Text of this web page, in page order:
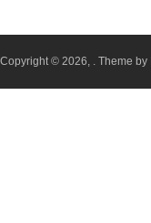
Copyright © 2026, . Theme by